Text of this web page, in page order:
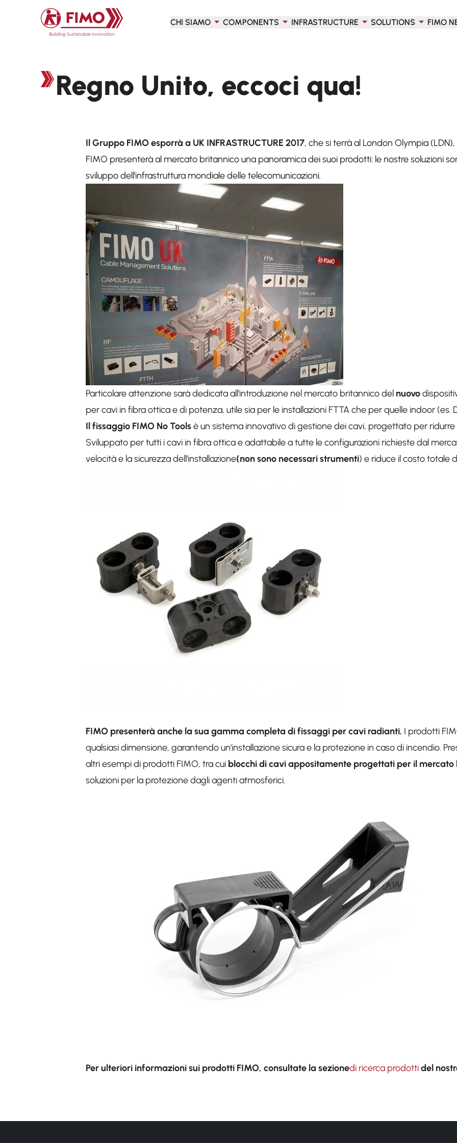
Torna alla pagina iniziale
CHI SIAMO
COMPONENTS INFRASTRUCTURE SOLUTIONS FIMO
Regno Unito, eccoci qua!
Il Gruppo FIMO esporrà a UK INFRASTRUCTURE 2017, che si terrà al London Olympia (LDN),
FIMO presenterà al mercato britannico una panoramica dei suoi prodotti: le nostre soluzioni
sviluppo dell'infrastruttura mondiale delle telecomunicazioni.
Particolare attenzione sarà dedicata all'introduzione nel mercato britannico del nuovo
per cavi in fibra ottica e di potenza, utile sia per le installazioni FTTA che per quelle indoor (es.
Il fissaggio FIMO No Toolsè un sistema innovativo di gestione dei cavi, progettato per ridurre
Sviluppato per tutti i cavi in fibra ottica e adattabile a tutte le configurazioni richieste dal
velocità e la sicurezza dell'installazione(non sono necessari strumenti) e riduce il costo totale
FIMO presenterà anche la sua gamma completa di fissaggi per cavi radianti. I prodotti
qualsiasi dimensione, garantendo un'installazione sicura e la protezione in caso di incendio.
altri esempi di prodotti FIMO, tra cui blocchi di cavi appositamente progettati per il
soluzioni per la protezione dagli agenti atmosferici.
Per ulteriori informazioni sui prodotti FIMO, consultate la sezionedi ricerca prodottidel